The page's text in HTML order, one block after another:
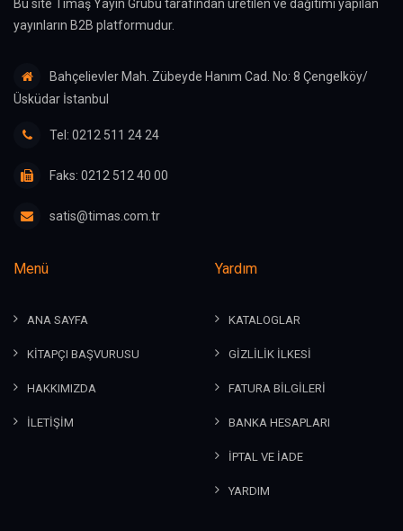
Bu site Timaş Yayın Grubu tarafından üretilen ve dağıtımı yapılan
yayınların B2B platformudur.
Bahçelievler Mah. Zübeyde Hanım Cad. No: 8 Çengelköy/
Üsküdar İstanbul
Tel: 0212 511 24 24
Faks: 0212 512 40 00
satis@timas.com.tr
Menü
ANA SAYFA
KİTAPÇI BAŞVURUSU
HAKKIMIZDA
İLETİŞİM
Yardım
KATALOGLAR
GİZLİLİK İLKESİ
FATURA BİLGİLERİ
BANKA HESAPLARI
İPTAL VE İADE
YARDIM